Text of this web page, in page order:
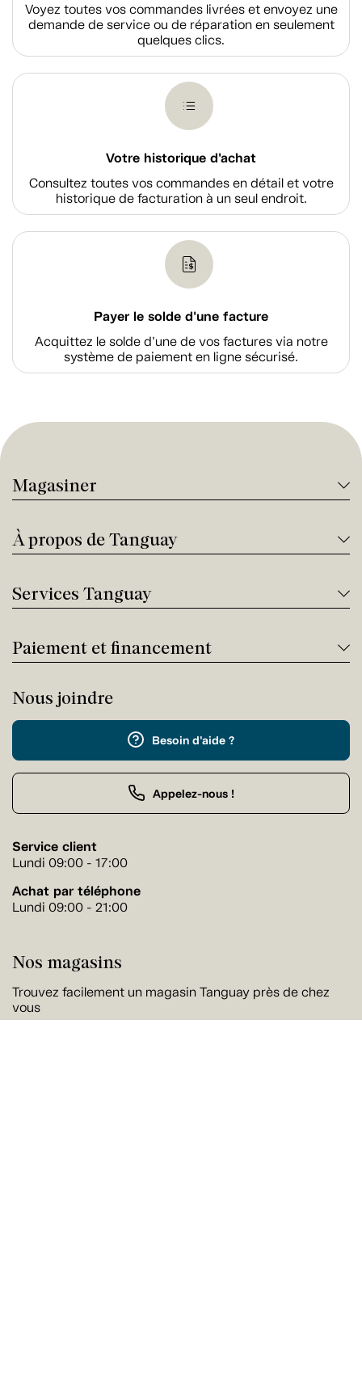
Voyez toutes vos commandes livrées et envoyez une
demande de service ou de réparation en seulement
quelques clics.
Votre historique d'achat
Consultez toutes vos commandes en détail et votre
historique de facturation à un seul endroit.
Payer le solde d'une facture
Acquittez le solde d’une de vos factures via notre
système de paiement en ligne sécurisé.
Magasiner
À propos de Tanguay
Services Tanguay
Paiement et financement
Nous joindre
Besoin d'aide ?
Appelez-nous !
Service client
Lundi 09:00 - 17:00
Achat par téléphone
Lundi 09:00 - 21:00
Nos magasins
Trouvez facilement un magasin Tanguay près de chez
vous